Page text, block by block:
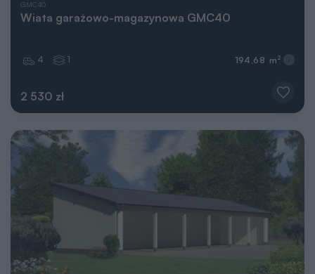
GMC40
Wiata garażowo-magazynowa GMC40
2 530 zł
4 1 194,68 m 2